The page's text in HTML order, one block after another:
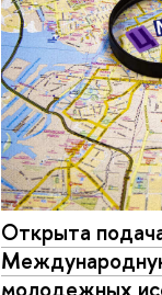
Открыта